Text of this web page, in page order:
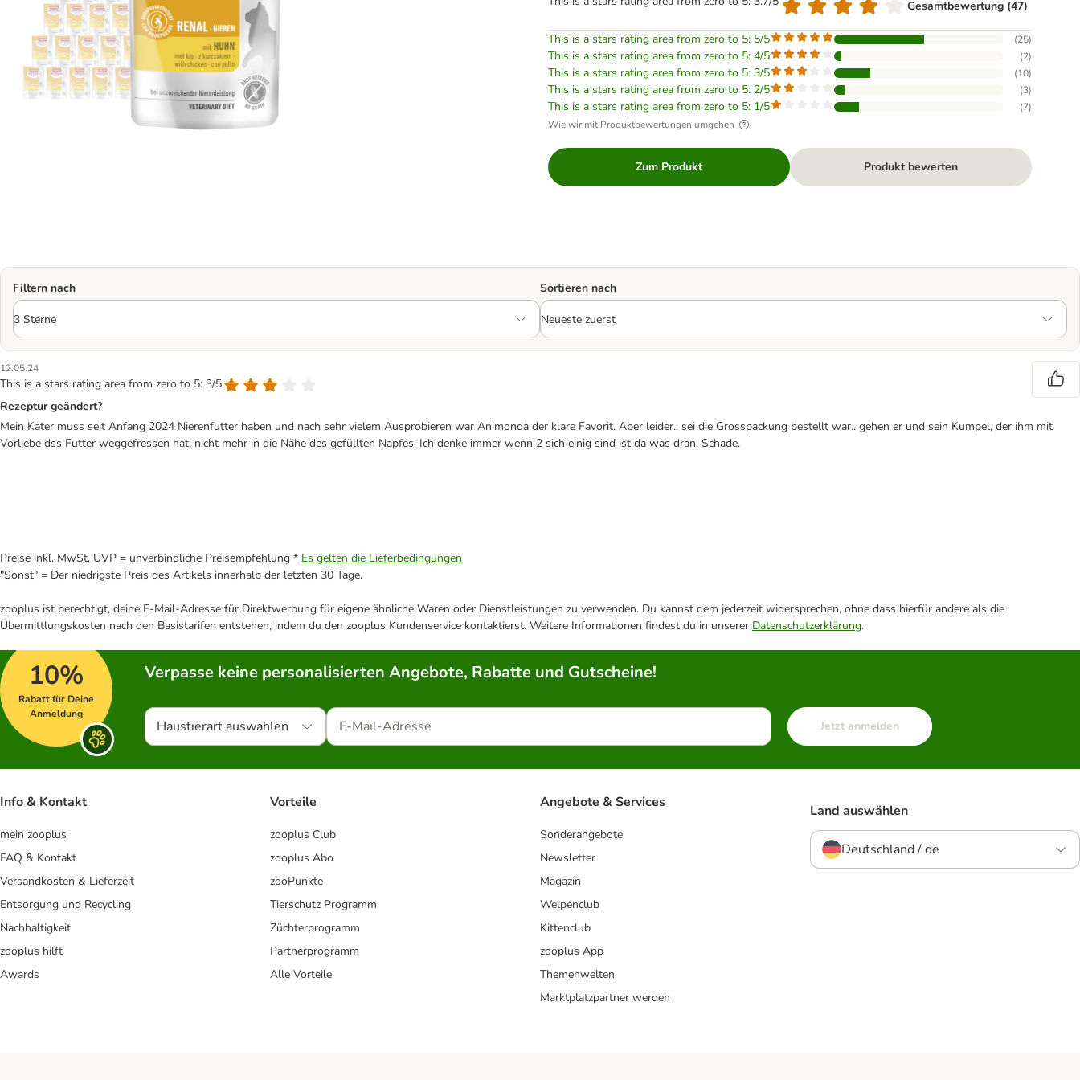
Gesamtbewertung (47)
This is a stars rating area from zero to 5: 5/5 (25)
This is a stars rating area from zero to 5: 4/5 (2)
This is a stars rating area from zero to 5: 3/5 (10)
This is a stars rating area from zero to 5: 2/5 (3)
This is a stars rating area from zero to 5: 1/5 (7)
Wie wir mit Produktbewertungen umgehen
Zum Produkt Produkt bewerten
Filtern nach Sortieren nach
12.05.24
This is a stars rating area from zero to 5: 3/5
Rezeptur geändert?
Mein Kater muss seit Anfang 2024 Nierenfutter haben und nach sehr vielem Ausprobieren war Animonda der klare Favorit. Aber leider.. sei die Grosspackung bestellt war.. gehen er und sein Kumpel, der ihm mit
Vorliebe dss Futter weggefressen hat, nicht mehr in die Nähe des gefüllten Napfes. Ich denke immer wenn 2 sich einig sind ist da was dran. Schade.
Preise inkl. MwSt. UVP = unverbindliche Preisempfehlung * Es gelten die Lieferbedingungen
"Sonst" = Der niedrigste Preis des Artikels innerhalb der letzten 30 Tage.
zooplus ist berechtigt, deine E-Mail-Adresse für Direktwerbung für eigene ähnliche Waren oder Dienstleistungen zu verwenden. Du kannst dem jederzeit widersprechen, ohne dass hierfür andere als die
Übermittlungskosten nach den Basistarifen entstehen, indem du den zooplus Kundenservice kontaktierst. Weitere Informationen findest du in unserer Datenschutzerklärung.
10%
Rabatt für Deine
Anmeldung
Verpasse keine personalisierten Angebote, Rabatte und Gutscheine!
Haustierart auswählen Jetzt anmelden
Info & Kontakt
mein zooplus
FAQ & Kontakt
Versandkosten & Lieferzeit
Entsorgung und Recycling
Nachhaltigkeit
zooplus hilft
Awards
Vorteile
zooplus Club
zooplus Abo
zooPunkte
Tierschutz Programm
Züchterprogramm
Partnerprogramm
Alle Vorteile
Angebote & Services
Sonderangebote
Newsletter
Magazin
Welpenclub
Kittenclub
zooplus App
Themenwelten
Marktplatzpartner werden
Land auswählen
Deutschland / de